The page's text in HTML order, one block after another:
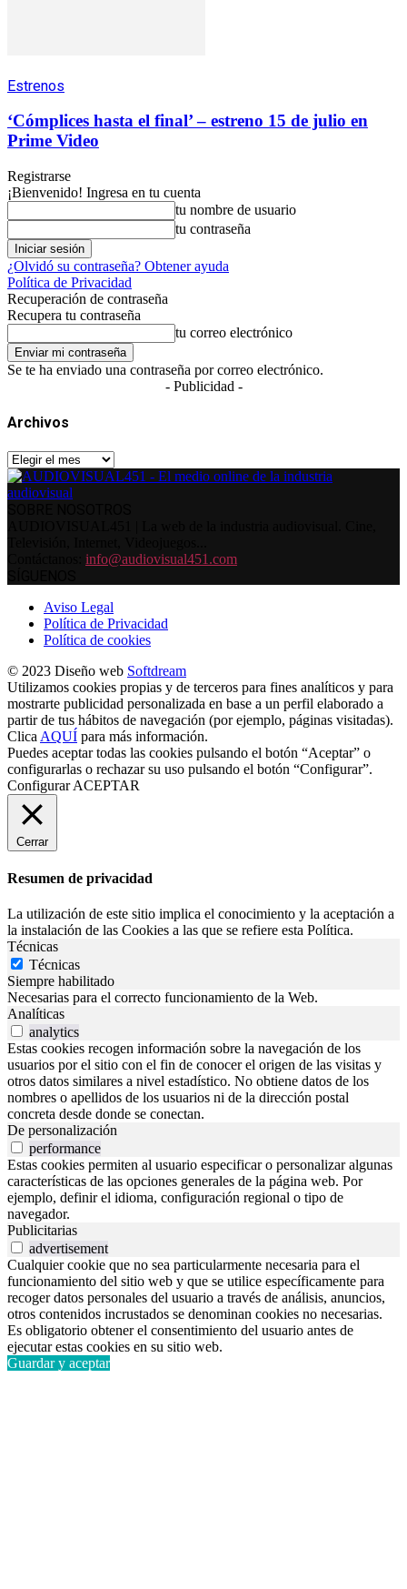
Estrenos
‘Cómplices hasta el final’ – estreno 15 de julio en
Prime Video
Registrarse
¡Bienvenido! Ingresa en tu cuenta
tu nombre de usuario
tu contraseña
¿Olvidó su contraseña? Obtener ayuda
Política de Privacidad
Recuperación de contraseña
Recupera tu contraseña
tu correo electrónico
Se te ha enviado una contraseña por correo electrónico.
- Publicidad -
Archivos
Archivos
info@audiovisual451.com
Aviso Legal
Política de Privacidad
Política de cookies
© 2023 Diseño web Softdream
Utilizamos cookies propias y de terceros para fines analíticos y para
mostrarte publicidad personalizada en base a un perfil elaborado a
partir de tus hábitos de navegación (por ejemplo, páginas visitadas).
Clica AQUÍ para más información.
Puedes aceptar todas las cookies pulsando el botón “Aceptar” o
configurarlas o rechazar su uso pulsando el botón “Configurar”.
Configurar ACEPTAR
Cerrar
Resumen de privacidad
La utilización de este sitio implica el conocimiento y la aceptación a
la instalación de las Cookies a las que se refiere esta Política.
Técnicas
Técnicas
Siempre habilitado
Necesarias para el correcto funcionamiento de la Web.
Analíticas
analytics
Estas cookies recogen información sobre la navegación de los
usuarios por el sitio con el fin de conocer el origen de las visitas y
otros datos similares a nivel estadístico. No obtiene datos de los
nombres o apellidos de los usuarios ni de la dirección postal
concreta desde donde se conectan.
De personalización
performance
Estas cookies permiten al usuario especificar o personalizar algunas
características de las opciones generales de la página web. Por
ejemplo, definir el idioma, configuración regional o tipo de
navegador.
Publicitarias
advertisement
Cualquier cookie que no sea particularmente necesaria para el
funcionamiento del sitio web y que se utilice específicamente para
recoger datos personales del usuario a través de análisis, anuncios,
otros contenidos incrustados se denominan cookies no necesarias.
Es obligatorio obtener el consentimiento del usuario antes de
ejecutar estas cookies en su sitio web.
Guardar y aceptar